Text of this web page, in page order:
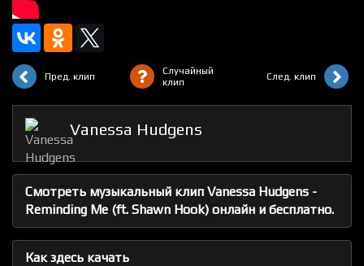
Пред. клип
Случайный
клип
След. клип
Vanessa Hudgens
Смотреть музыкальный клип Vanessa Hudgens -
Reminding Me (ft. Shawn Hook) онлайн и бесплатно.
Как здесь качать